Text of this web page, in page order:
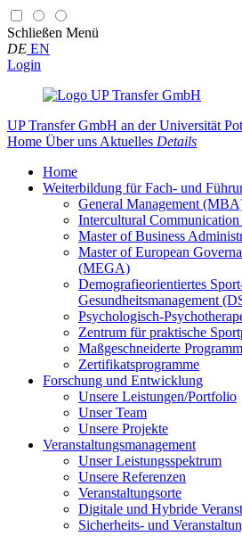
Schließen Menü
DE EN
Login
UP Transfer GmbH an der Universität
Home Über uns Aktuelles Details
Home
Weiterbildung für Fach- und
General Management
Intercultural
Master of Business
Master of European
(MEGA)
Demografieorientiertes
Gesundheitsmanagement
Psychologisch-
Zentrum für praktische
Maßgeschneiderte
Zertifikatsprogramme
Forschung und Entwicklung
Unsere Leistungen/Portfolio
Unser Team
Unsere Projekte
Veranstaltungsmanagement
Unser Leistungsspektrum
Unsere Referenzen
Veranstaltungsorte
Digitale und Hybride
Sicherheits- und